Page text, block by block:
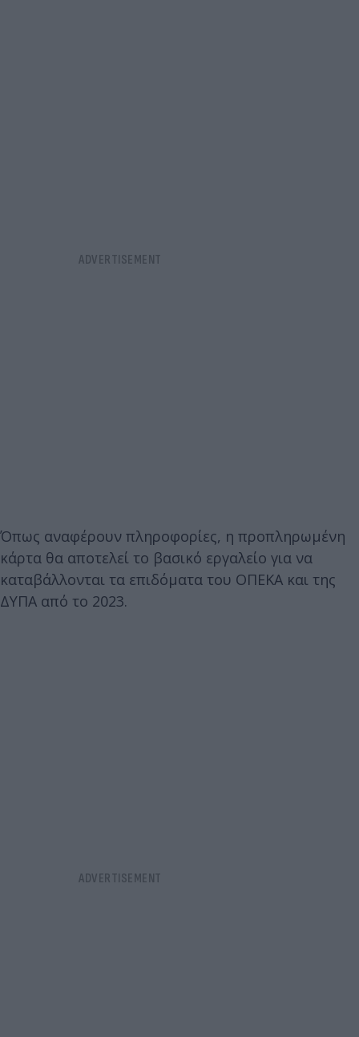
Όπως αναφέρουν πληροφορίες, η προπληρωμένη
κάρτα θα αποτελεί το βασικό εργαλείο για να
καταβάλλονται τα επιδόματα του ΟΠΕΚΑ και της
ΔΥΠΑ από το 2023.